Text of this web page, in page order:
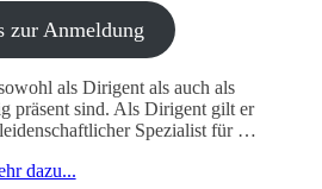
zur Anmeldung
als Dirigent als auch als
präsent sind. Als Dirigent gilt er
Spezialist für …
dazu...